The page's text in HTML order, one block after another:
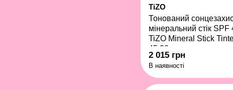
TiZO
Тонований
мінеральний стік SPF
TiZO Mineral Stick
45 30 г
2 015 грн
В наявності